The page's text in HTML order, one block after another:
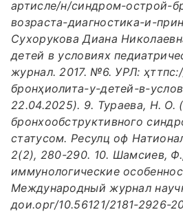
артиcле/н/синдром-острой-
возраста-диагностика-и-
Сухорукова Диана
детей в условиях
журнал. 2017. №6. УРЛ:
бронҳиолита-у-детей-в-
22.04.2025). 9. Тураева, Н. О.
бронхообструктивного
статусом. Ресулц оф
2(2), 280-290. 10. Шамсиев,
иммунологические
Международный журнал
дои.орг/10.56121/2181-2926-